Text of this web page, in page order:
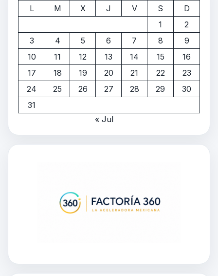
L
M X J V S
D
1
2
3
4 5 6 7 8
9
10
11 12 13 14 15
16
17
18 19 20 21 22
23
24
25 26 27 28 29
30
31
« Jul